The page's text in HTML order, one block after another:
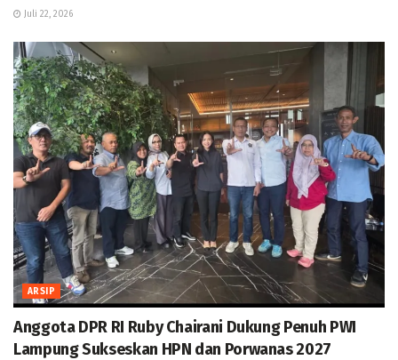
Juli 22, 2026
ARSIP
Anggota DPR RI Ruby Chairani Dukung Penuh PWI
Lampung Sukseskan HPN dan Porwanas 2027